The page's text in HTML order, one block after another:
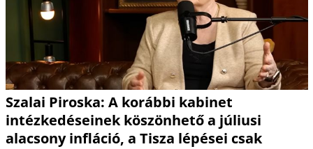
Szalai Piroska: A korábbi kabinet
intézkedéseinek köszönhető a júliusi
alacsony infláció, a Tisza lépései csak